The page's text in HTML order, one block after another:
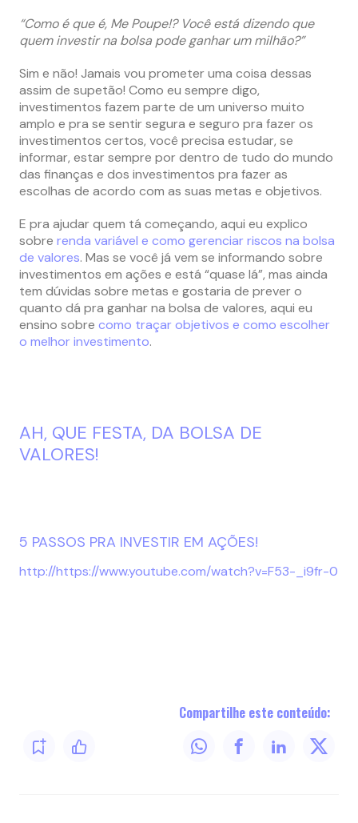
“Como é que é, Me Poupe!? Você está dizendo que
quem investir na bolsa pode ganhar um milhão?”
Sim e não! Jamais vou prometer uma coisa dessas
assim de supetão! Como eu sempre digo,
investimentos fazem parte de um universo muito
amplo e pra se sentir segura e seguro pra fazer os
investimentos certos, você precisa estudar, se
informar, estar sempre por dentro de tudo do mundo
das finanças e dos investimentos pra fazer as
escolhas de acordo com as suas metas e objetivos.
E pra ajudar quem tá começando, aqui eu explico
sobre renda variável e como gerenciar riscos na bolsa
de valores. Mas se você já vem se informando sobre
investimentos em ações e está “quase lá”, mas ainda
tem dúvidas sobre metas e gostaria de prever o
quanto dá pra ganhar na bolsa de valores, aqui eu
ensino sobre como traçar objetivos e como escolher
o melhor investimento.
AH, QUE FESTA, DA BOLSA DE
VALORES!
5 PASSOS PRA INVESTIR EM AÇÕES!
http://https://www.youtube.com/watch?v=F53-_i9fr-0
Compartilhe este conteúdo: